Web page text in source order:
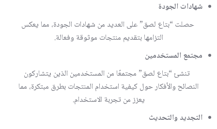
شهادات الجودة
حصلت “بتاع لصق” على العديد من شهادات الجودة، مما يعكس
التزامها بتقديم منتجات موثوقة وفعالة.
مجتمع المستخدمين
تنشئ “بتاع لصق” مجتمعًا من المستخدمين الذين يتشاركون
النصائح والأفكار حول كيفية استخدام المنتجات بطرق مبتكرة، مما
يعزز من تجربة الاستخدام.
التجديد والتحديث